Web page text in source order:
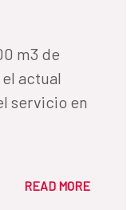
m3 de
actual
servicio en
READ MORE